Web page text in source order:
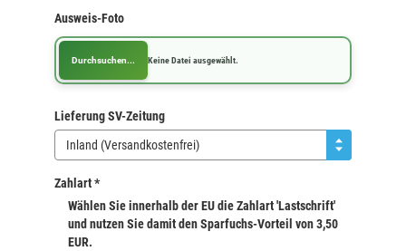
Ausweis-Foto
Durchsuchen... Keine Datei ausgewählt.
Lieferung SV-Zeitung
Inland (Versandkostenfrei)
Zahlart *
Wählen Sie innerhalb der EU die Zahlart 'Lastschrift'
und nutzen Sie damit den Sparfuchs-Vorteil von 3,50
EUR.